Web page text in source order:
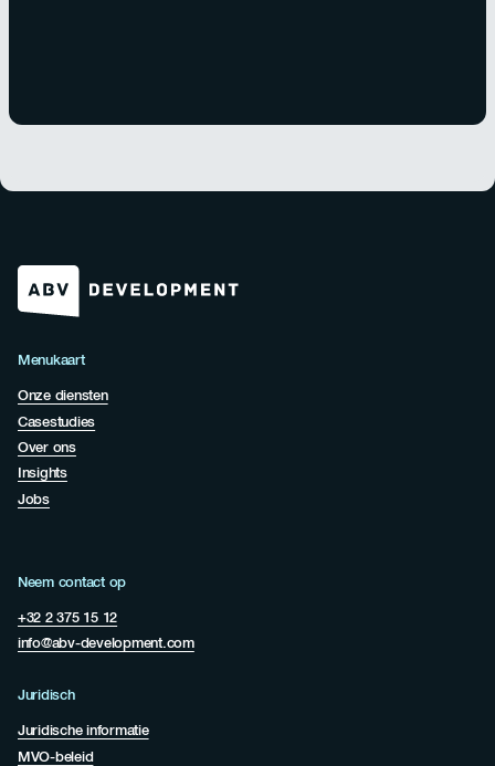
Menukaart
Onze diensten
Casestudies
Over ons
Insights
Jobs
Neem contact op
+32 2 375 15 12
info@abv-development.com
Juridisch
Juridische informatie
MVO-beleid